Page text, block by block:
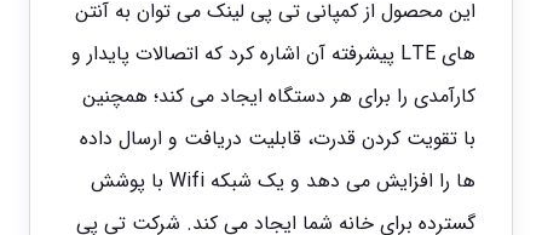
این محصول از کمپانی تی پی لینک می توان به آنتن
های LTE پیشرفته آن اشاره کرد که اتصالات پایدار و
کارآمدی را برای هر دستگاه ایجاد می کند؛ همچنین
با تقویت کردن قدرت، قابلیت دریافت و ارسال داده
ها را افزایش می دهد و یک شبکه Wifi با پوشش
گسترده برای خانه شما ایجاد می کند. شرکت تی پی